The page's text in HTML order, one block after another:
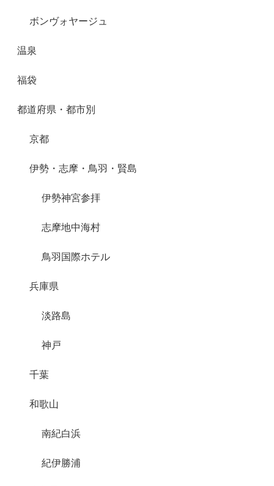
ボンヴォヤージュ
温泉
福袋
都道府県・都市別
京都
伊勢・志摩・鳥羽・賢島
伊勢神宮参拝
志摩地中海村
鳥羽国際ホテル
兵庫県
淡路島
神戸
千葉
和歌山
南紀白浜
紀伊勝浦